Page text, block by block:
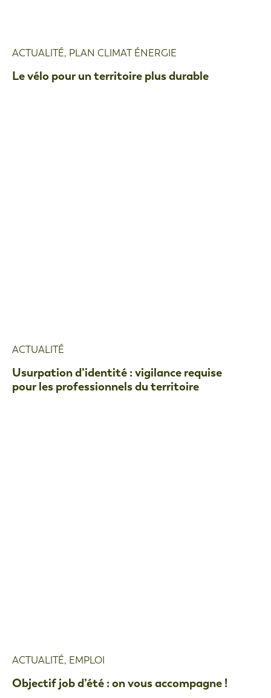
ACTUALITÉ, PLAN CLIMAT ÉNERGIE
Le vélo pour un territoire plus durable
ACTUALITÉ
Usurpation d’identité : vigilance requise
pour les professionnels du territoire
ACTUALITÉ, EMPLOI
Objectif job d’été : on vous accompagne !